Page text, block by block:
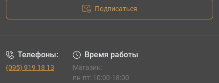
Подписаться
Телефоны:
(095) 919 18 13
Время работы
Магазин:
пн-пт: 10:00-18:00